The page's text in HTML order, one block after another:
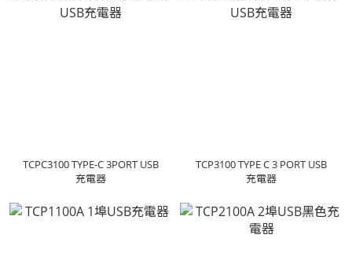
TCPC3100 TYPE-C 3PORT USB
充電器
TCP3100 TYPE C 3 PORT USB
充電器